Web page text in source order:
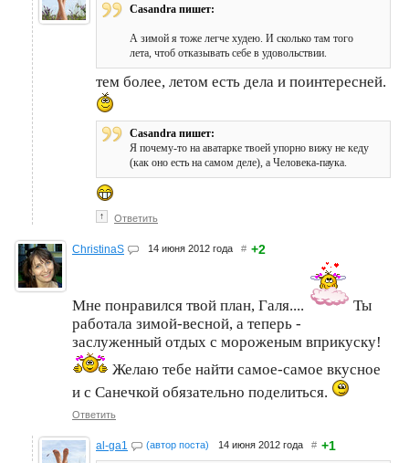
Casandra пишет:
А зимой я тоже легче худею. И сколько там того
лета, чтоб отказывать себе в удовольствии.
тем более, летом есть дела и поинтересней.
Casandra пишет:
Я почему-то на аватарке твоей упорно вижу не кеду
(как оно есть на самом деле), а Человека-паука.
↑ Ответить
ChristinaS 14 июня 2012 года # +2
Мне понравился твой план, Галя....
Ты
работала зимой-весной, а теперь -
заслуженный отдых с мороженым вприкуску!
Желаю тебе найти самое-самое вкусное
и с Санечкой обязательно поделиться.
Ответить
al-ga1 (автор поста) 14 июня 2012 года # +1